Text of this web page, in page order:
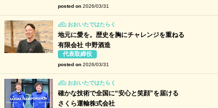
posted on 2026/03/31
おおいたではたらく
地元に愛を。歴史を胸にチャレンジを重ねる
有限会社 中野酒造
代表取締役
posted on 2026/03/31
おおいたではたらく
確かな技術で全国に“安心と笑顔”を届ける
さくら運輸株式会社